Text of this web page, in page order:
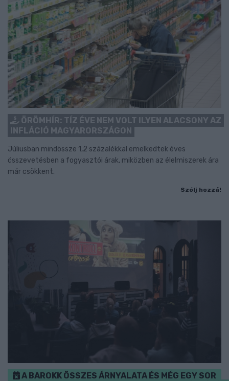
ÖRÖMHÍR: TÍZ ÉVE NEM VOLT ILYEN ALACSONY AZ
INFLÁCIÓ MAGYARORSZÁGON
Júliusban mindössze 1,2 százalékkal emelkedtek éves
összevetésben a fogyasztói árak, miközben az élelmiszerek ára
már csökkent.
Szólj hozzá!
A BAROKK ÖSSZES ÁRNYALATA ÉS MÉG EGY SOR